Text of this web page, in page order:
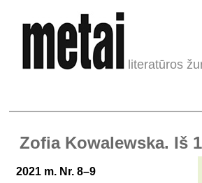
literatūros
Zofia Kowalewska. Iš
2021 m. Nr. 8–9